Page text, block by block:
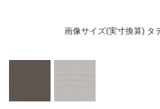
画像サイズ(実寸換算) タ